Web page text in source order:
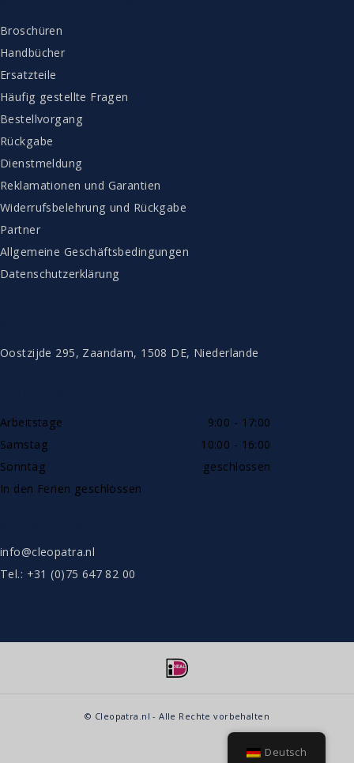
Broschüren
Handbücher
Ersatzteile
Häufig gestellte Fragen
Bestellvorgang
Rückgabe
Dienstmeldung
Reklamationen und Garantien
Widerrufsbelehrung und Rückgabe
Partner
Allgemeine Geschäftsbedingungen
Datenschutzerklärung
Oostzijde 295, Zaandam, 1508 DE, Niederlande
Arbeitstage
9:00 - 17:00
Samstag
10:00 - 16:00
Sonntag
geschlossen
In den Ferien geschlossen
info@cleopatra.nl
Tel.: +31 (0)75 647 82 00
© Cleopatra.nl - Alle Rechte vorbehalten
Deutsch